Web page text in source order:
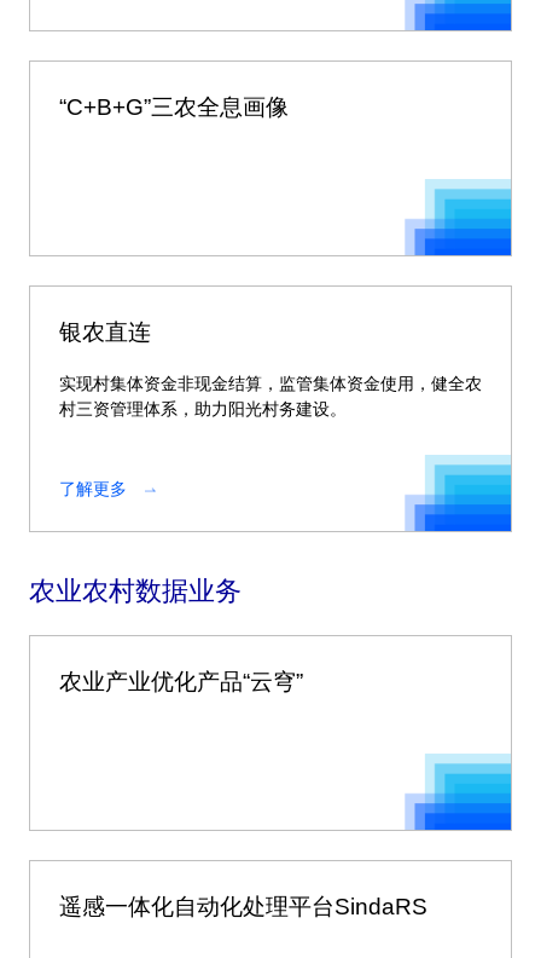
“C+B+G”三农全息画像
银农直连
实现村集体资金非现金结算，监管集体资金使用，健全农
村三资管理体系，助力阳光村务建设。
了解更多
农业农村数据业务
农业产业优化产品“云穹”
遥感一体化自动化处理平台SindaRS